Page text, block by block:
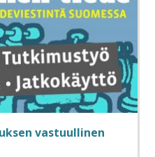
vastuullinen